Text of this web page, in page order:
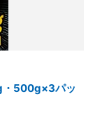
・500g×3パッ